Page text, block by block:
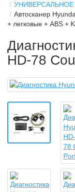
Автосканер
+ легковые + ABS +
HD-78